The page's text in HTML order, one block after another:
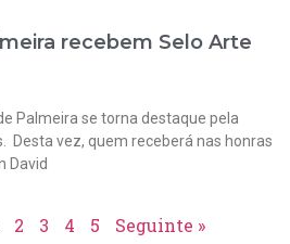
recebem Selo Arte
Palmeira se torna destaque pela
Desta vez, quem receberá nas honras
David
2 3 4 5 Seguinte »